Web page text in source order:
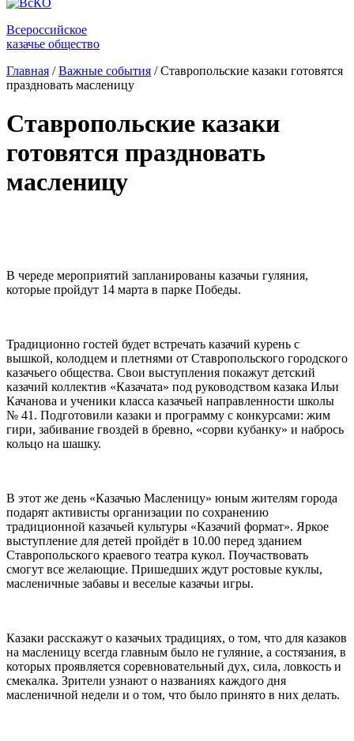
Всероссийское
казачье общество
Главная / Важные события / Ставропольские казаки готовятся
праздновать масленицу
Ставропольские казаки
готовятся праздновать
масленицу
В череде мероприятий запланированы казачьи гуляния,
которые пройдут 14 марта в парке Победы.
Традиционно гостей будет встречать казачий курень с
вышкой, колодцем и плетнями от Ставропольского городского
казачьего общества. Свои выступления покажут детский
казачий коллектив «Казачата» под руководством казака Ильи
Качанова и ученики класса казачьей направленности школы
№ 41. Подготовили казаки и программу с конкурсами: жим
гири, забивание гвоздей в бревно, «сорви кубанку» и набрось
кольцо на шашку.
В этот же день «Казачью Масленицу» юным жителям города
подарят активисты организации по сохранению
традиционной казачьей культуры «Казачий формат». Яркое
выступление для детей пройдёт в 10.00 перед зданием
Ставропольского краевого театра кукол. Поучаствовать
смогут все желающие. Пришедших ждут ростовые куклы,
масленичные забавы и веселые казачьи игры.
Казаки расскажут о казачьих традициях, о том, что для казаков
на масленицу всегда главным было не гуляние, а состязания, в
которых проявляется соревновательный дух, сила, ловкость и
смекалка. Зрители узнают о названиях каждого дня
масленичной недели и о том, что было принято в них делать.